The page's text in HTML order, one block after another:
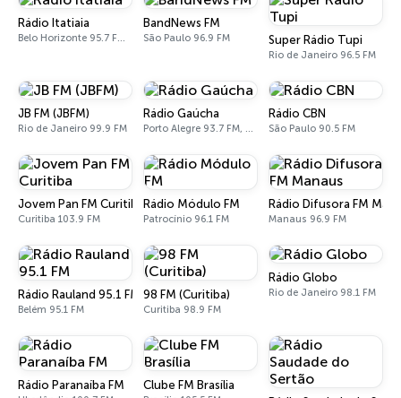
Rádio Itatiaia
Belo Horizonte 95.7 FM - 610 AM
BandNews FM
São Paulo 96.9 FM Super Rádio Tupi
Rio de Janeiro 96.5 FM
JB FM (JBFM)
Rio de Janeiro 99.9 FM
Rádio Gaúcha
Porto Alegre 93.7 FM, 600 AM
Rádio CBN
São Paulo 90.5 FM
Jovem Pan FM Curitiba
Curitiba 103.9 FM
Rádio Módulo FM
Patrocínio 96.1 FM
Rádio Difusora FM
Manaus 96.9 FM
Rádio Rauland 95.1 FM
Belém 95.1 FM
98 FM (Curitiba)
Curitiba 98.9 FM
Rádio Globo
Rio de Janeiro 98.1 FM
Rádio Paranaíba FM Clube FM Brasília